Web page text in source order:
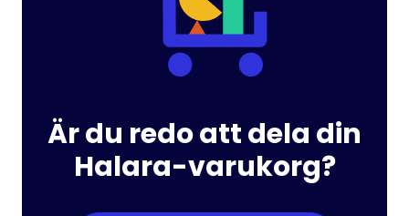
Är du redo att dela din
Halara-varukorg?